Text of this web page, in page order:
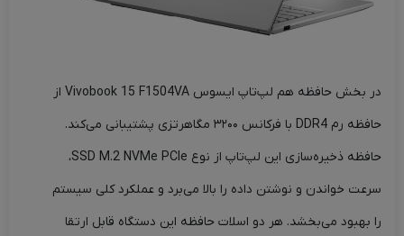
در بخش حافظه هم لپ‌تاپ ایسوس Vivobook 15 F1504VA از
حافظه رم DDR4 با فرکانس ۳۲۰۰ مگاهرتزی پشتیبانی می‌کند.
حافظه ذخیره‌سازی این لپ‌تاپ از نوع SSD M.2 NVMe PCIe،
سرعت خواندن و نوشتن داده را بالا می‌برد و عملکرد کلی سیستم
را بهبود می‌بخشد. هر دو اسلات حافظه این دستگاه قابل ارتقا